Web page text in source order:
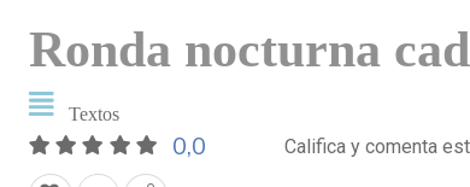
Ronda nocturna
Textos
0,0 Califica y comenta